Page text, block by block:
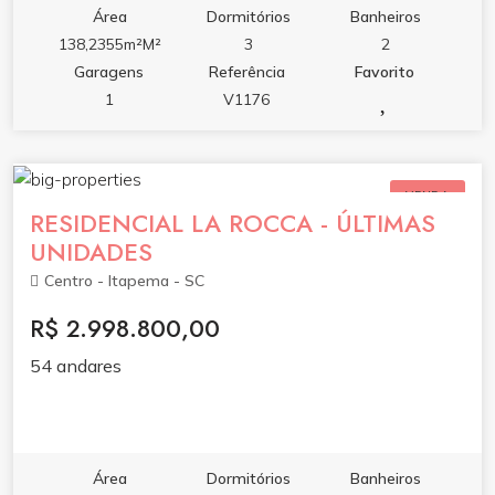
Área
138,2355m²M²
Dormitórios
3
Banheiros
2
Garagens
1
Referência
V1176
Favorito
VENDA
RESIDENCIAL LA ROCCA - ÚLTIMAS
UNIDADES
Centro - Itapema - SC
R$ 2.998.800,00
54 andares
Área
Dormitórios
Banheiros